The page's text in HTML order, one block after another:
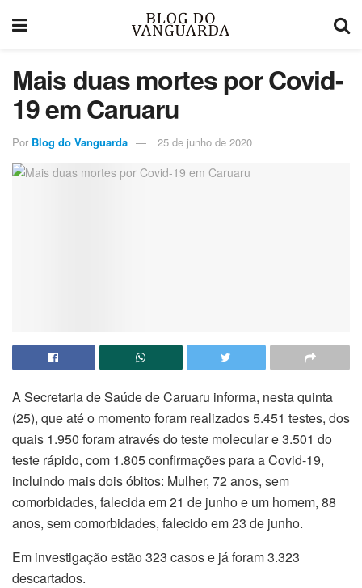
Mais duas mortes por Covid-
19 em Caruaru
Por Blog do Vanguarda 25 de junho de 2020
A Secretaria de Saúde de Caruaru informa, nesta quinta
(25), que até o momento foram realizados 5.451 testes, dos
quais 1.950 foram através do teste molecular e 3.501 do
teste rápido, com 1.805 confirmações para a Covid-19,
incluindo mais dois óbitos: Mulher, 72 anos, sem
comorbidades, falecida em 21 de junho e um homem, 88
anos, sem comorbidades, falecido em 23 de junho.
Em investigação estão 323 casos e já foram 3.323
descartados.